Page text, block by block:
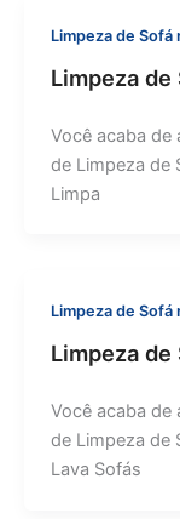
Limpeza de Sofá
Limpeza de
Você acaba de
de Limpeza de
Limpa
Limpeza de Sofá
Limpeza de
Você acaba de
de Limpeza de
Lava Sofás